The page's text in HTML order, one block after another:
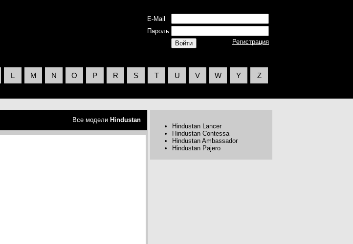
E-Mail
Пароль
Регистрация
L M N O P R S T U V W Y Z
Все модели Hindustan
Hindustan Lancer
Hindustan Contessa
Hindustan Ambassador
Hindustan Pajero